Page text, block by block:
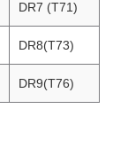
DR7 (T71)
DR8(T73)
DR9(T76)